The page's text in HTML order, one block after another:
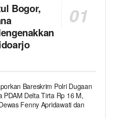
Bogor,
Bareskrim Polri Dugaan
PDAM Delta Tirta Rp 16 M,
Fenny Apridawati dan